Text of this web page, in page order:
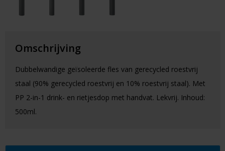
Omschrijving
Dubbelwandige geïsoleerde fles van gerecycled roestvrij
staal (90% gerecycled roestvrij en 10% roestvrij staal). Met
PP 2-in-1 drink- en rietjesdop met handvat. Lekvrij. Inhoud:
500ml.